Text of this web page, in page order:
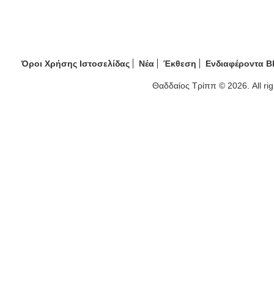
Όροι Χρήσης Ιστοσελίδας Νέα Έκθεση Ενδιαφέροντα
Θαδδαίος Τρίππ © 2026. All